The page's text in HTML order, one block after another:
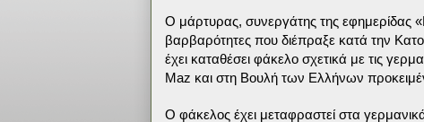
Ο μάρτυρας, συνεργάτης της εφημερίδας
βαρβαρότητες που διέπραξε κατά την
έχει καταθέσει φάκελο σχετικά με τις
Maz και στη Βουλή των Ελλήνων
Ο φάκελος έχει μεταφραστεί στα